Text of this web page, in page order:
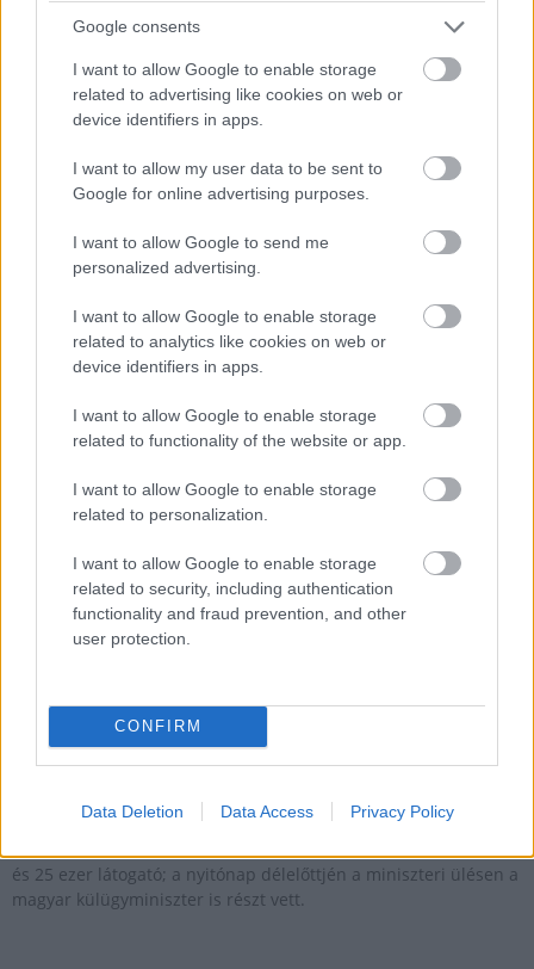
Google consents
I want to allow Google to enable storage
related to advertising like cookies on web or
device identifiers in apps.
I want to allow my user data to be sent to
Google for online advertising purposes.
I want to allow Google to send me
personalized advertising.
I want to allow Google to enable storage
related to analytics like cookies on web or
device identifiers in apps.
I want to allow Google to enable storage
related to functionality of the website or app.
I want to allow Google to enable storage
related to personalization.
I want to allow Google to enable storage
related to security, including authentication
functionality and fraud prevention, and other
user protection.
CONFIRM
Data Deletion Data Access Privacy Policy
rekonstrukciós munkákat az STS Engineering & Construction
Kft. végezheti el.
Először vesz részt a nemzetközi atomenergia
csúcstalálkozóján Magyarország - fotók
és 25 ezer látogató; a nyitónap délelőttjén a miniszteri ülésen a
magyar külügyminiszter is részt vett.